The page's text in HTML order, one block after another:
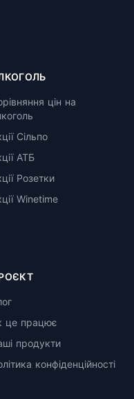
цін на
Сільпо
АТБ
Розетки
Winetime
це працює
продукти
конфіденційності